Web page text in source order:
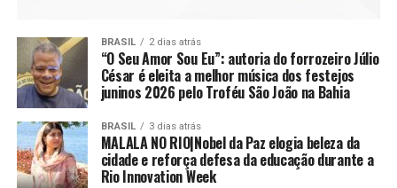
BRASIL 2 dias atrás
“O Seu Amor Sou Eu”: autoria do forrozeiro Júlio
César é eleita a melhor música dos festejos
juninos 2026 pelo Troféu São João na Bahia
BRASIL 3 dias atrás
MALALA NO RIO|Nobel da Paz elogia beleza da
cidade e reforça defesa da educação durante a
Rio Innovation Week